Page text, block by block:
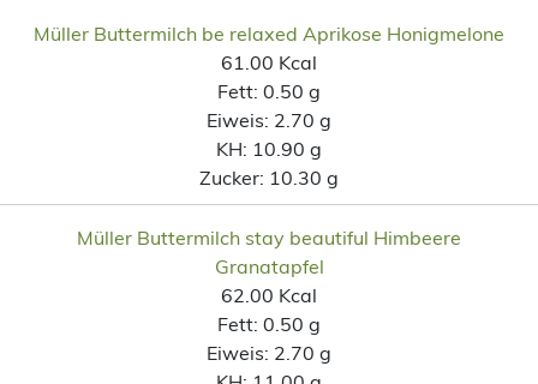
Müller Buttermilch be relaxed Aprikose Honigmelone
61.00 Kcal
Fett: 0.50 g
Eiweis: 2.70 g
KH: 10.90 g
Zucker: 10.30 g
Müller Buttermilch stay beautiful Himbeere
Granatapfel
62.00 Kcal
Fett: 0.50 g
Eiweis: 2.70 g